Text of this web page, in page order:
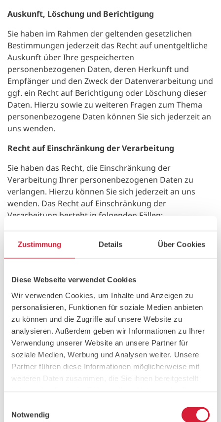
Zustimmung Details Über Cookies
Diese Webseite verwendet Cookies
Wir verwenden Cookies, um Inhalte und Anzeigen zu
personalisieren, Funktionen für soziale Medien anbieten
zu können und die Zugriffe auf unsere Website zu
analysieren. Außerdem geben wir Informationen zu Ihrer
Verwendung unserer Website an unsere Partner für
soziale Medien, Werbung und Analysen weiter. Unsere
Partner führen diese Informationen möglicherweise mit
weiteren Daten zusammen, die Sie ihnen bereitgestellt
Notwendig
Auskunft, Löschung und Berichtigung
Sie haben im Rahmen der geltenden gesetzlichen
Bestimmungen jederzeit das Recht auf unentgeltliche
Auskunft über Ihre gespeicherten
personenbezogenen Daten, deren Herkunft und
Empfänger und den Zweck der Datenverarbeitung und
ggf. ein Recht auf Berichtigung oder Löschung dieser
Daten. Hierzu sowie zu weiteren Fragen zum Thema
personenbezogene Daten können Sie sich jederzeit an
uns wenden.
Recht auf Einschränkung der Verarbeitung
Sie haben das Recht, die Einschränkung der
Verarbeitung Ihrer personenbezogenen Daten zu
verlangen. Hierzu können Sie sich jederzeit an uns
wenden. Das Recht auf Einschränkung der
Verarbeitung besteht in folgenden Fällen:
gespeicherten personenbezogenen Daten
bestreiten, benötigen wir in der Regel Zeit, um dies
Sie das Recht, die Einschränkung der Verarbeitung
Ihrer personenbezogenen Daten zu verlangen.
Wenn die Verarbeitung Ihrer personenbezogenen
Daten unrechtmäßig geschah/geschieht, können
Sie statt der Löschung die Einschränkung der
Datenverarbeitung verlangen.
Wenn wir Ihre personenbezogenen Daten nicht
mehr benötigen, Sie sie jedoch zur Ausübung,
Verteidigung oder Geltendmachung von
Verarbeitung Ihrer personenbezogenen Daten zu